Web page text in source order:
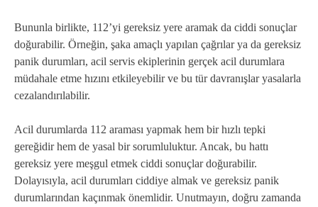
Bununla birlikte, 112’yi gereksiz yere aramak da ciddi sonuçlar
doğurabilir. Örneğin, şaka amaçlı yapılan çağrılar ya da gereksiz
panik durumları, acil servis ekiplerinin gerçek acil durumlara
müdahale etme hızını etkileyebilir ve bu tür davranışlar yasalarla
cezalandırılabilir.
Acil durumlarda 112 araması yapmak hem bir hızlı tepki
gereğidir hem de yasal bir sorumluluktur. Ancak, bu hattı
gereksiz yere meşgul etmek ciddi sonuçlar doğurabilir.
Dolayısıyla, acil durumları ciddiye almak ve gereksiz panik
durumlarından kaçınmak önemlidir. Unutmayın, doğru zamanda